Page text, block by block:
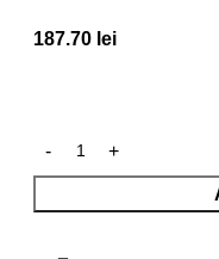
187.70 lei